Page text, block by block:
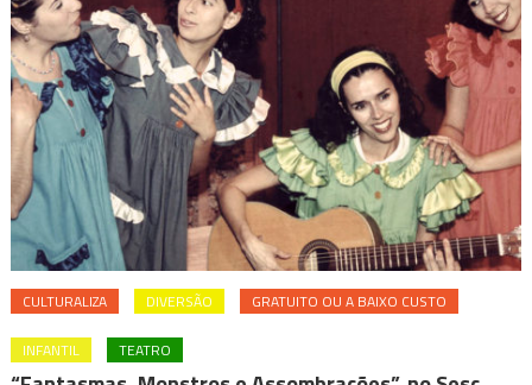
CULTURALIZA DIVERSÃO GRATUITO OU A BAIXO CUSTO
INFANTIL TEATRO